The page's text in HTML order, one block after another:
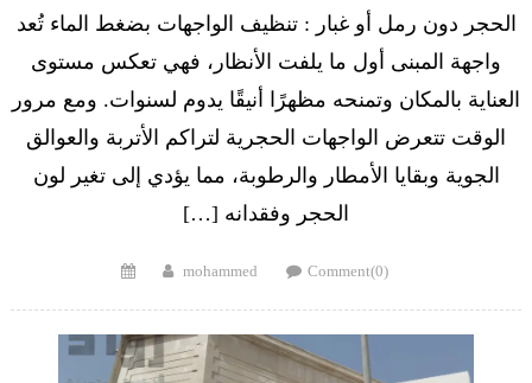
الحجر دون رمل أو غبار : تنظيف الواجهات بضغط الماء تُعد
واجهة المبنى أول ما يلفت الأنظار، فهي تعكس مستوى
العناية بالمكان وتمنحه مظهرًا أنيقًا يدوم لسنوات. ومع مرور
الوقت تتعرض الواجهات الحجرية لتراكم الأتربة والعوالق
الجوية وبقايا الأمطار والرطوبة، مما يؤدي إلى تغير لون
الحجر وفقدانه […]
Posted Author
mohammed Comment(0)